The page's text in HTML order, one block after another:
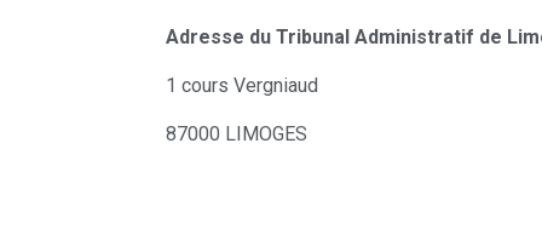
Adresse du Tribunal Administratif de
1 cours Vergniaud
87000 LIMOGES